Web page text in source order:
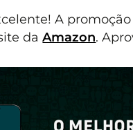
A
daAmazon.